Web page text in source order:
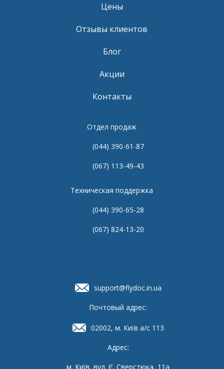
Цены
Отзывы клиентов
Блог
Акции
Контакты
Отдел продаж
(044) 390-61-87
(067) 113-49-43
Техническая поддержка
(044) 390-65-28
(067) 824-13-20
support@flydoc.in.ua
Почтовый адрес:
02002, м. Київ а/с 113
Адрес:
м. Київ, вул. Є. Сверстюка, 11а